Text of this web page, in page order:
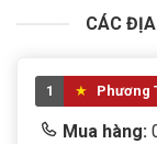
CÁC
1 Phương
Mua hàng: